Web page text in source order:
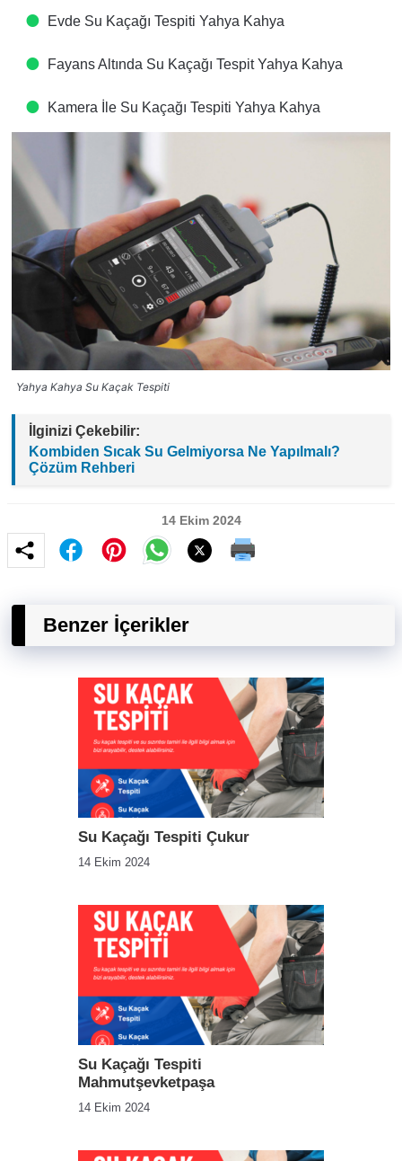
Evde Su Kaçağı Tespiti​ Yahya Kahya
Fayans Altında Su Kaçağı Tespit​ Yahya Kahya
Kamera İle Su Kaçağı Tespiti​ Yahya Kahya
Yahya Kahya Su Kaçak Tespiti
İlginizi Çekebilir:
Kombiden Sıcak Su Gelmiyorsa Ne Yapılmalı?
Çözüm Rehberi
14 Ekim 2024
Benzer İçerikler
Su Kaçağı Tespiti Çukur
14 Ekim 2024
Su Kaçağı Tespiti
Mahmutşevketpaşa
14 Ekim 2024